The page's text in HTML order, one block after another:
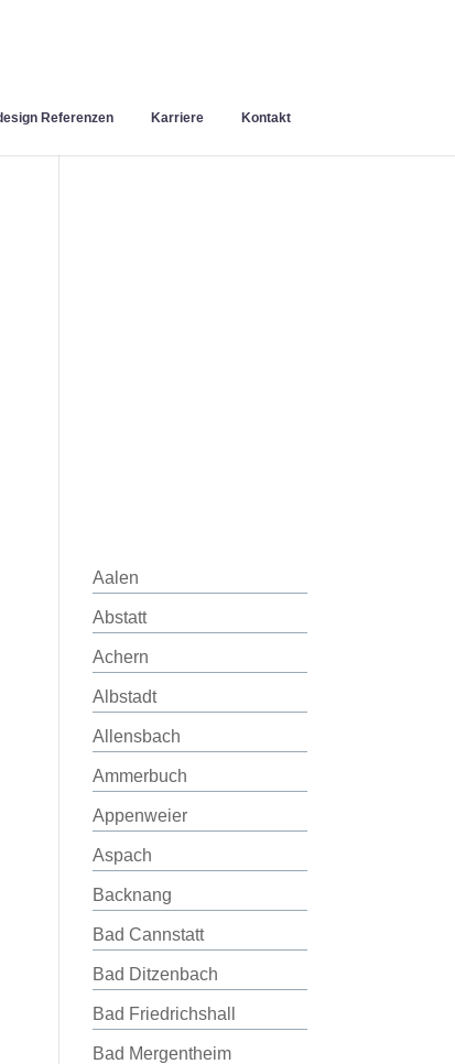
Referenzen Karriere Kontakt
Aalen
Abstatt
Achern
Albstadt
Allensbach
Ammerbuch
Appenweier
Aspach
Backnang
Bad Cannstatt
Bad Ditzenbach
Bad Friedrichshall
Bad Mergentheim